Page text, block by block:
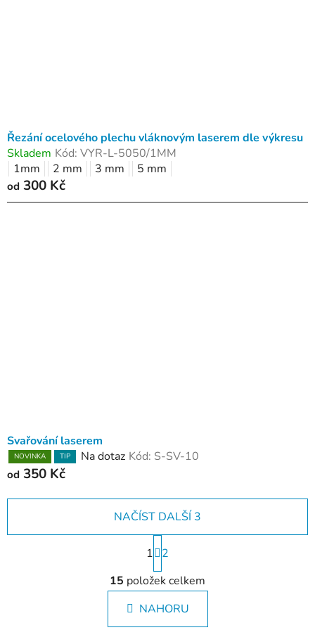
Řezání ocelového plechu vláknovým laserem dle výkresu
Skladem Kód: VYR-L-5050/1MM
1mm
2 mm 3 mm 5 mm
od 300 Kč
Svařování laserem
NOVINKA TIP Na dotaz Kód: S-SV-10
od 350 Kč
O
v
l
á
NAČÍST DALŠÍ 3
S
t
r
á
n
k
1
2
15 položek celkem
NAHORU